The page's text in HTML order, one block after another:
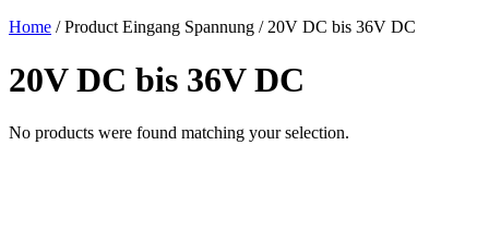
Home / Product Eingang Spannung / 20V DC bis 36V DC
20V DC bis 36V DC
No products were found matching your selection.